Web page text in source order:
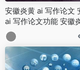
安徽炎黄 ai 写作论文
ai 写作论文功能 安徽
作论文评价